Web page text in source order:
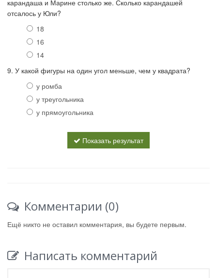
карандаша и Марине столько же. Сколько карандашей
отсалось у Юли?
18
16
14
9. У какой фигуры на один угол меньше, чем у квадрата?
у ромба
у треугольника
у прямоугольника
Показать результат
Комментарии (0)
Ещё никто не оставил комментария, вы будете первым.
Написать комментарий